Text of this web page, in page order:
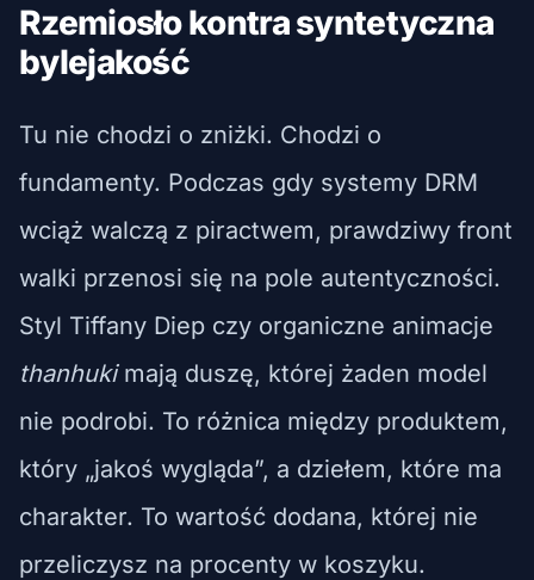
Rzemiosło kontra syntetyczna
bylejakość
Tu nie chodzi o zniżki. Chodzi o
fundamenty. Podczas gdy systemy DRM
wciąż walczą z piractwem, prawdziwy front
walki przenosi się na pole autentyczności.
Styl Tiffany Diep czy organiczne animacje
thanhukimają duszę, której żaden model
nie podrobi. To różnica między produktem,
który „jakoś wygląda”, a dziełem, które ma
charakter. To wartość dodana, której nie
przeliczysz na procenty w koszyku.